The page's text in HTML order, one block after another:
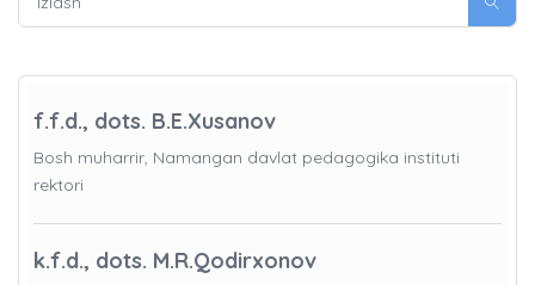
f.f.d., dots. B.E.Xusanov
Bosh muharrir, Namangan davlat pedagogika instituti
rektori
k.f.d., dots. M.R.Qodirxonov